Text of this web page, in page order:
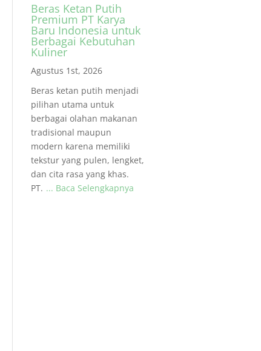
Beras Ketan Putih
Premium PT Karya
Baru Indonesia untuk
Berbagai Kebutuhan
Kuliner
Agustus 1st, 2026
Beras ketan putih menjadi
pilihan utama untuk
berbagai olahan makanan
tradisional maupun
modern karena memiliki
tekstur yang pulen, lengket,
dan cita rasa yang khas.
PT. ... Baca Selengkapnya